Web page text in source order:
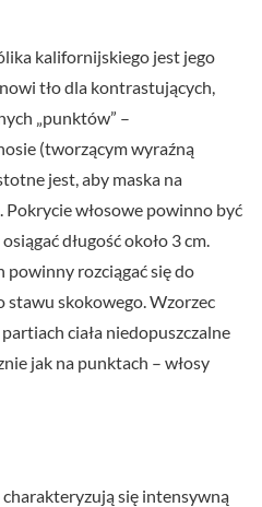
kalifornijskiego jest jego
tło dla kontrastujących,
„punktów” –
(tworzącym wyraźną
jest, aby maska na
Pokrycie włosowe powinno być
długość około 3 cm.
powinny rozciągać się do
stawu skokowego. Wzorzec
ciała niedopuszczalne
jak na punktach – włosy
się intensywną